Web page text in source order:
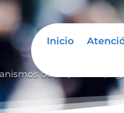
Inicio
de inspección,